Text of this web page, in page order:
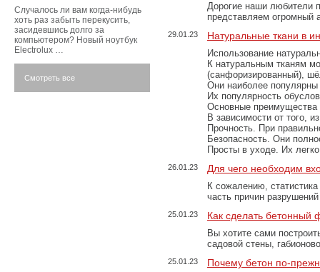
Дорогие наши любители
представляем огромный
29.01.23 Натуральные ткани в
Использование
К натуральным тканям
(санфоризированный),
Они наиболее популярны
Их популярность
Основные преимущества
В зависимости от того,
Прочность. При
Безопасность. Они
Просты в уходе. Их
26.01.23 Для чего необходим
К сожалению,
часть причин
25.01.23 Как сделать бетонный
Вы хотите сами
садовой стены,
25.01.23
Почему бетон по-
Случалось ли вам когда-нибудь
хоть раз забыть перекусить,
засидевшись долго за
компьютером? Новый ноутбук
Electrolux …
Смотреть все